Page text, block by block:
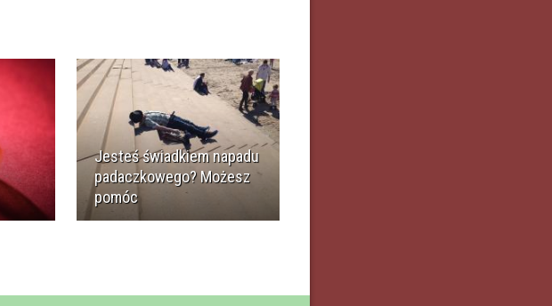
Jesteś świadkiem napadu
padaczkowego? Możesz
pomóc